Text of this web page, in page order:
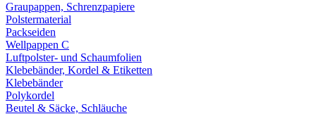
Graupappen, Schrenzpapiere
Polstermaterial
Packseiden
Wellpappen C
Luftpolster- und Schaumfolien
Klebebänder, Kordel & Etiketten
Klebebänder
Polykordel
Beutel & Säcke, Schläuche